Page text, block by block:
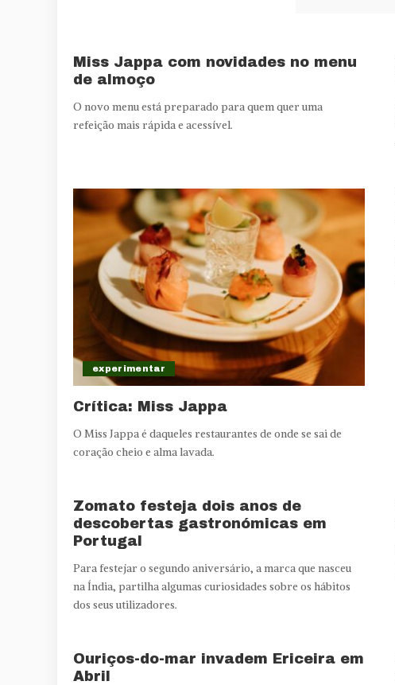
Miss Jappa com novidades no menu
de almoço
O novo menu está preparado para quem quer uma
refeição mais rápida e acessível.
experimentar
Crítica: Miss Jappa
O Miss Jappa é daqueles restaurantes de onde se sai de
coração cheio e alma lavada.
Zomato festeja dois anos de
descobertas gastronómicas em
Portugal
Para festejar o segundo aniversário, a marca que nasceu
na Índia, partilha algumas curiosidades sobre os hábitos
dos seus utilizadores.
Ouriços-do-mar invadem Ericeira em
Abril